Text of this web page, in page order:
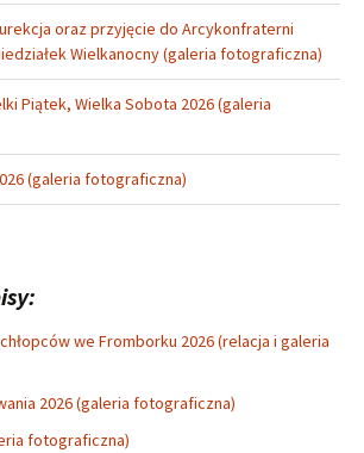
oraz przyjęcie do Arcykonfraterni
Wielkanocny (galeria fotograficzna)
Piątek, Wielka Sobota 2026 (galeria
(galeria fotograficzna)
we Fromborku 2026 (relacja i galeria
2026 (galeria fotograficzna)
fotograficzna)